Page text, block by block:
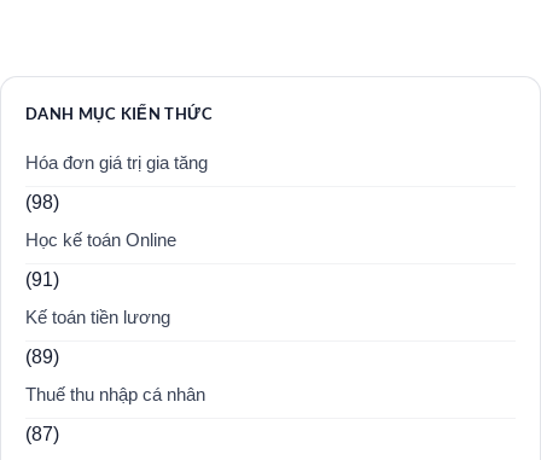
DANH MỤC KIẾN THỨC
Hóa đơn giá trị gia tăng
(98)
Học kế toán Online
(91)
Kế toán tiền lương
(89)
Thuế thu nhập cá nhân
(87)